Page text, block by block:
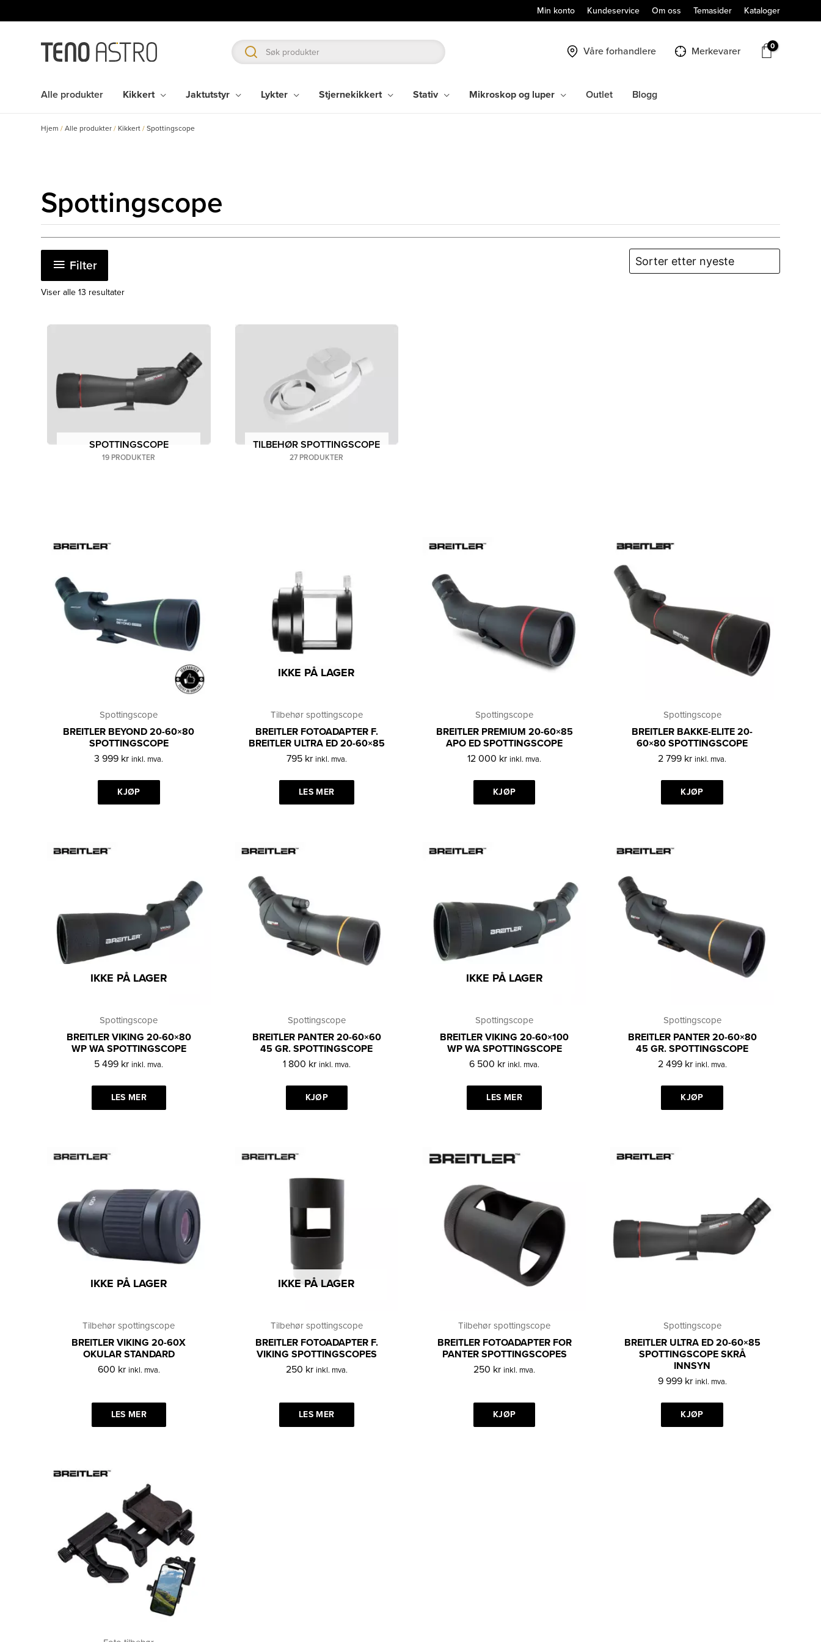
rett
Min konto Kundeservice Om oss Temasider Kataloger
Våre forhandlere Merkevarer
Alle produkter Kikkert Jaktutstyr Lykter Stjernekikkert Stativ Mikroskop og luper Outlet Blogg
Hjem /Alle produkter / Kikkert /Spottingscope
Spottingscope
Viser alle 13 resultaterSortert
Filter
SPOTTINGSCOPE
19 PRODUKTER
TILBEHØR SPOTTINGSCOPE
27 PRODUKTER
Spottingscope
BREITLER BEYOND 20-60×80
SPOTTINGSCOPE
3 999 kr inkl. mva.
KJØP
IKKE PÅ LAGER
Tilbehør spottingscope
BREITLER FOTOADAPTER F.
BREITLER ULTRA ED 20-60×85
795 kr inkl. mva.
LES MER
Spottingscope
BREITLER PREMIUM 20-60×85
APO ED SPOTTINGSCOPE
12 000 kr inkl. mva.
KJØP
Spottingscope
BREITLER BAKKE-ELITE 20-
60×80 SPOTTINGSCOPE
2 799 kr inkl. mva.
KJØP
IKKE PÅ LAGER
Spottingscope
BREITLER VIKING 20-60×80
WP WA SPOTTINGSCOPE
5 499 kr inkl. mva.
LES MER
Spottingscope
BREITLER PANTER 20-60×60
45 GR. SPOTTINGSCOPE
1 800 kr inkl. mva.
KJØP
IKKE PÅ LAGER
Spottingscope
BREITLER VIKING 20-60×100
WP WA SPOTTINGSCOPE
6 500 kr inkl. mva.
LES MER
Spottingscope
BREITLER PANTER 20-60×80
45 GR. SPOTTINGSCOPE
2 499 kr inkl. mva.
KJØP
IKKE PÅ LAGER
Tilbehør spottingscope
BREITLER VIKING 20-60X
OKULAR STANDARD
600 kr inkl. mva.
LES MER
IKKE PÅ LAGER
Tilbehør spottingscope
BREITLER FOTOADAPTER F.
VIKING SPOTTINGSCOPES
250 kr inkl. mva.
LES MER
Tilbehør spottingscope
BREITLER FOTOADAPTER FOR
PANTER SPOTTINGSCOPES
250 kr inkl. mva.
KJØP
Spottingscope
BREITLER ULTRA ED 20-60×85
SPOTTINGSCOPE SKRÅ
INNSYN
9 999 kr inkl. mva.
KJØP